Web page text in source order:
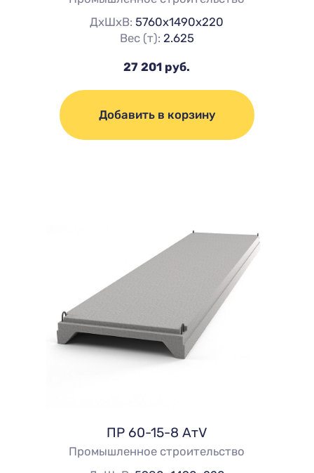
ДхШхВ:5760х1490х220
Вес (т): 2.625
27 201 руб.
Добавить в корзину
ПР 60-15-8 АтV
Промышленное строительство